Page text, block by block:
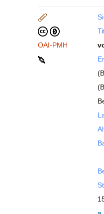
OAI-PMH